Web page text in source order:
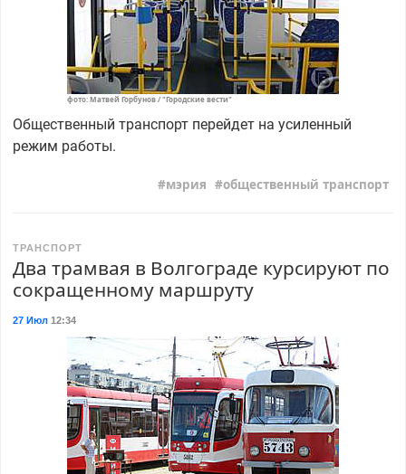
фото: Матвей Горбунов / "Городские вести"
Общественный транспорт перейдет на усиленный
режим работы.
мэрия общественный транспорт
ТРАНСПОРТ
Два трамвая в Волгограде курсируют по
сокращенному маршруту
27 Июл12:34